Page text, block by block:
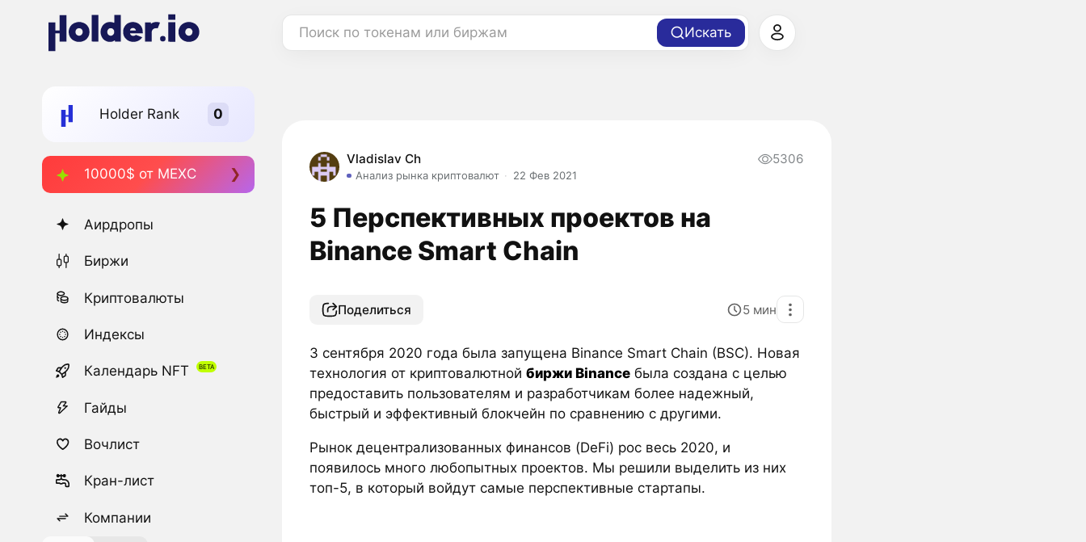
Поиск по токенам или биржам Искать
Holder Rank
10000$ от MEXC
Аирдропы
Биржи
Криптовалюты
Индексы
Календарь NFT
Гайды
Вочлист
Кран-лист
Компании
Vladislav Ch
Анализ рынка криптовалют 22 Фев 2021
5306
5 Перспективных проектов на
Binance Smart Chain
Поделиться 5 мин
3 сентября 2020 года была запущена Binance Smart Chain (BSC). Новая
технология от криптовалютной биржи Binance была создана с целью
предоставить пользователям и разработчикам более надежный,
быстрый и эффективный блокчейн по сравнению с другими.
Рынок децентрализованных финансов (DeFi) рос весь 2020, и
появилось много любопытных проектов. Мы решили выделить из них
топ-5, в который войдут самые перспективные стартапы.